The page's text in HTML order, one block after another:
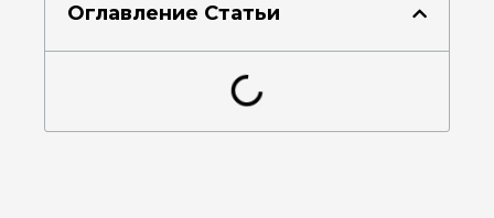
Оглавление Статьи